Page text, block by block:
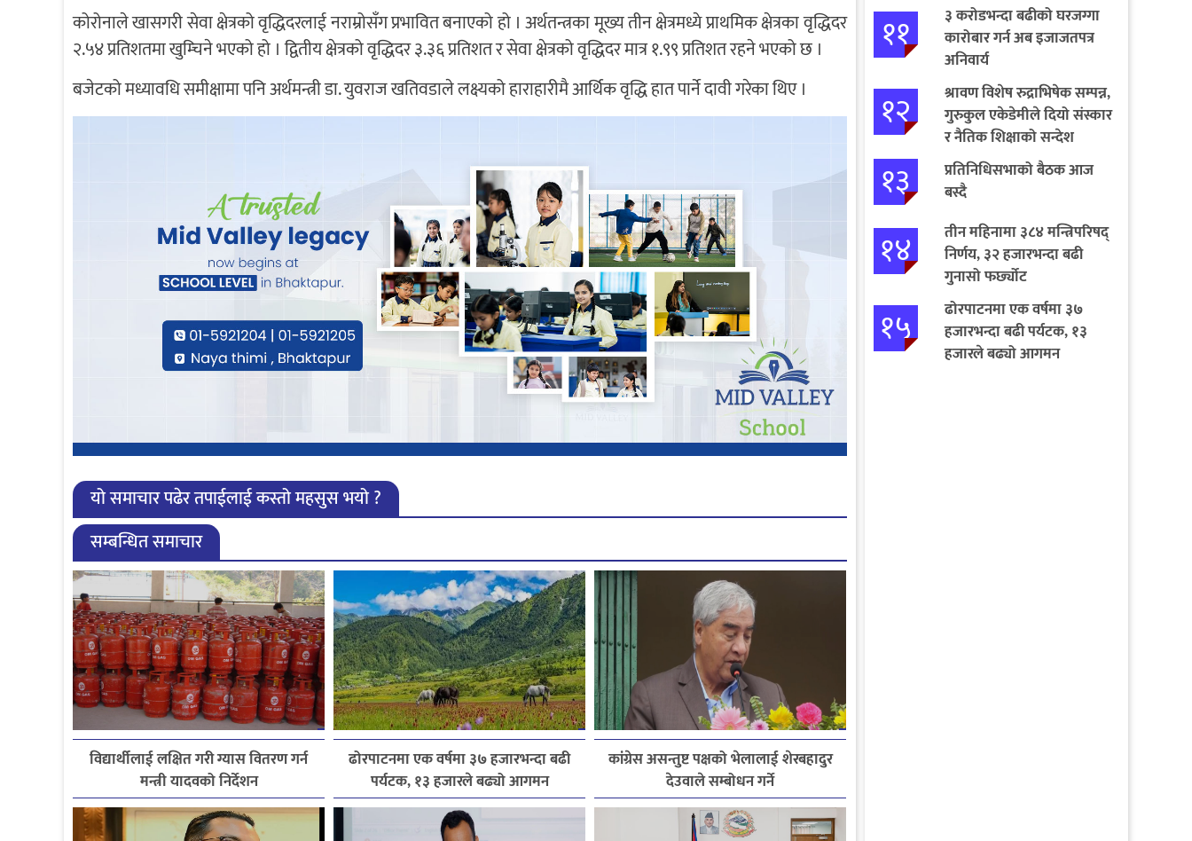
कोरोनाले खासगरी सेवा क्षेत्रको वृद्धिदरलाई नराम्रोसँग प्रभावित बनाएको हो । अर्थतन्त्रका मूख्य तीन क्षेत्रमध्ये प्राथमिक क्षेत्रका वृद्धिदर
२.५४ प्रतिशतमा खुम्चिने भएको हो । द्वितीय क्षेत्रको वृद्धिदर ३.३६ प्रतिशत र सेवा क्षेत्रको वृद्धिदर मात्र १.९९ प्रतिशत रहने भएको छ ।
बजेटको मध्यावधि समीक्षामा पनि अर्थमन्त्री डा. युवराज खतिवडाले लक्ष्यको हाराहारीमै आर्थिक वृद्धि हात पार्ने दावी गरेका थिए ।
यो समाचार पढेर तपाईलाई कस्तो महसुस भयो ?
सम्बन्धित समाचार
विद्यार्थीलाई लक्षित गरी ग्यास वितरण गर्न
मन्त्री यादवको निर्देशन
ढोरपाटनमा एक वर्षमा ३७ हजारभन्दा बढी
पर्यटक, १३ हजारले बढ्यो आगमन
कांग्रेस असन्तुष्ट पक्षको भेलालाई शेरबहादुर
देउवाले सम्बोधन गर्ने
११
३ करोडभन्दा बढीको घरजग्गा
कारोबार गर्न अब इजाजतपत्र
अनिवार्य
१२
श्रावण विशेष रुद्राभिषेक सम्पन्न,
गुरुकुल एकेडेमीले दियो संस्कार
र नैतिक शिक्षाको सन्देश
१३
प्रतिनिधिसभाको बैठक आज
बस्दै
१४
तीन महिनामा ३८४ मन्त्रिपरिषद्
निर्णय, ३२ हजारभन्दा बढी
गुनासो फर्छ्योट
१५
ढोरपाटनमा एक वर्षमा ३७
हजारभन्दा बढी पर्यटक, १३
हजारले बढ्यो आगमन